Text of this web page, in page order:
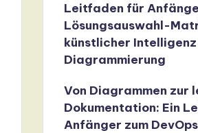
Leitfaden für
Lösungsauswahl-
künstlicher
Diagrammierung
Von Diagrammen zur
Dokumentation: Ein
Anfänger zum